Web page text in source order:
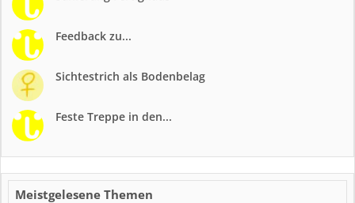
Feedback zu...
Sichtestrich als Bodenbelag
Feste Treppe in den...
Meistgelesene Themen